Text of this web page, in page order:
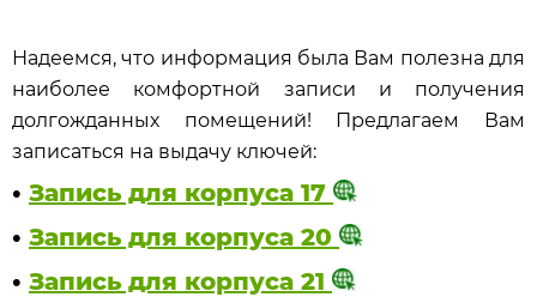
Надеемся, что информация была Вам полезна для
наиболее комфортной записи и получения
долгожданных помещений! Предлагаем Вам
записаться на выдачу ключей:
• Запись для корпуса 17
• Запись для корпуса 20
• Запись для корпуса 21